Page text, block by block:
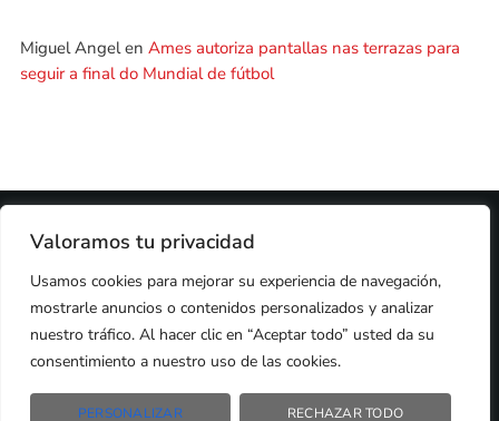
Valoramos tu privacidad
Usamos cookies para mejorar su experiencia de navegación,
mostrarle anuncios o contenidos personalizados y analizar
nuestro tráfico. Al hacer clic en “Aceptar todo” usted da su
consentimiento a nuestro uso de las cookies.
PERSONALIZAR RECHAZAR TODO
Miguel Angelen Ames autoriza pantallas nas terrazas para
seguir a final do Mundial de fútbol
2024 © PROPIEDAD DE DEZASETE MEDIA SL
COOKIES
AVISO LEGAL
PUBLICIDAD
CONTACTO